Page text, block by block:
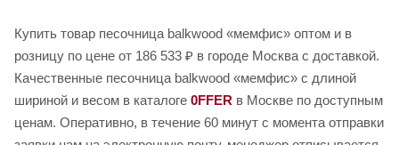
Купить товар песочница balkwood «мемфис» оптом и в
розницу по цене от 186 533 ₽ в городе Москва с доставкой.
Качественные песочница balkwood «мемфис» с длиной
шириной и весом в каталоге 0FFER в Москве по доступным
ценам. Оперативно, в течение 60 минут с момента отправки